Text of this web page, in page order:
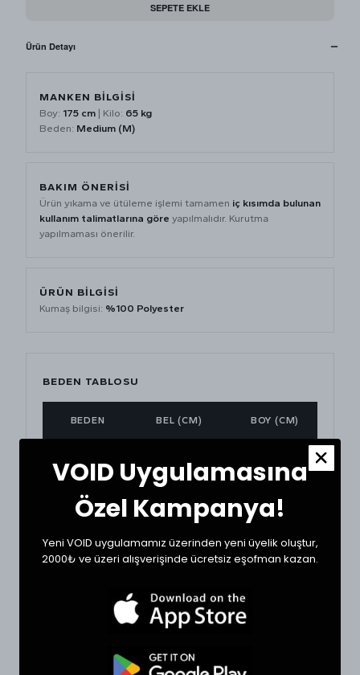
SEPETE EKLE
Ürün Detayı
MANKEN BİLGİSİ
Boy: 175 cm | Kilo: 65 kg
Beden: Medium (M)
BAKIM ÖNERİSİ
Ürün yıkama ve ütüleme işlemi tamamen iç kısımda bulunan
kullanım talimatlarına göre yapılmalıdır. Kurutma
yapılmaması önerilir.
ÜRÜN BİLGİSİ
Kumaş bilgisi: %100 Polyester
BEDEN TABLOSU
BEDEN BEL (CM) BOY (CM)
Small
Large 34 108
36
BEDEN SEÇİMİ İPUCU
VOID Uygulamasına
Özel Kampanya!
Yeni VOID uygulamamız üzerinden yeni üyelik oluştur,
2000₺ ve üzeri alışverişinde ücretsiz eşofman kazan.